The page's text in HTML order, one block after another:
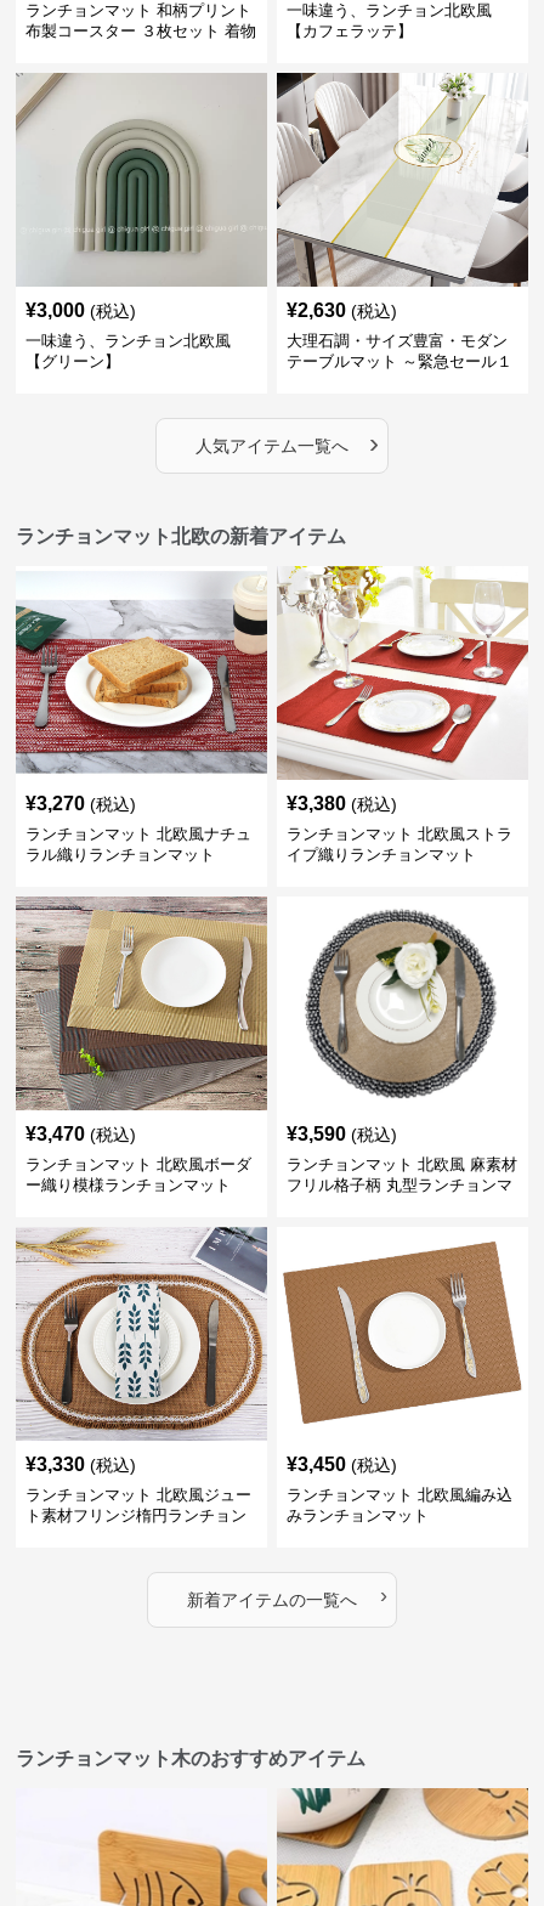
ランチョンマット 和柄プリント
布製コースター ３枚セット 着物
一味違う、ランチョン北欧風
【カフェラッテ】
¥3,000 (税込)
一味違う、ランチョン北欧風
【グリーン】
¥2,630 (税込)
大理石調・サイズ豊富・モダン
テーブルマット ～緊急セール１
人気アイテム一覧へ ›
ランチョンマット北欧の新着アイテム
¥3,270 (税込)
ランチョンマット 北欧風ナチュ
ラル織りランチョンマット
¥3,380 (税込)
ランチョンマット 北欧風ストラ
イプ織りランチョンマット
¥3,470 (税込)
ランチョンマット 北欧風ボーダ
ー織り模様ランチョンマット
¥3,590 (税込)
ランチョンマット 北欧風 麻素材
フリル格子柄 丸型ランチョンマ
¥3,330 (税込)
ランチョンマット 北欧風ジュー
ト素材フリンジ楕円ランチョン
¥3,450 (税込)
ランチョンマット 北欧風編み込
みランチョンマット
新着アイテムの一覧へ ›
ランチョンマット木のおすすめアイテム